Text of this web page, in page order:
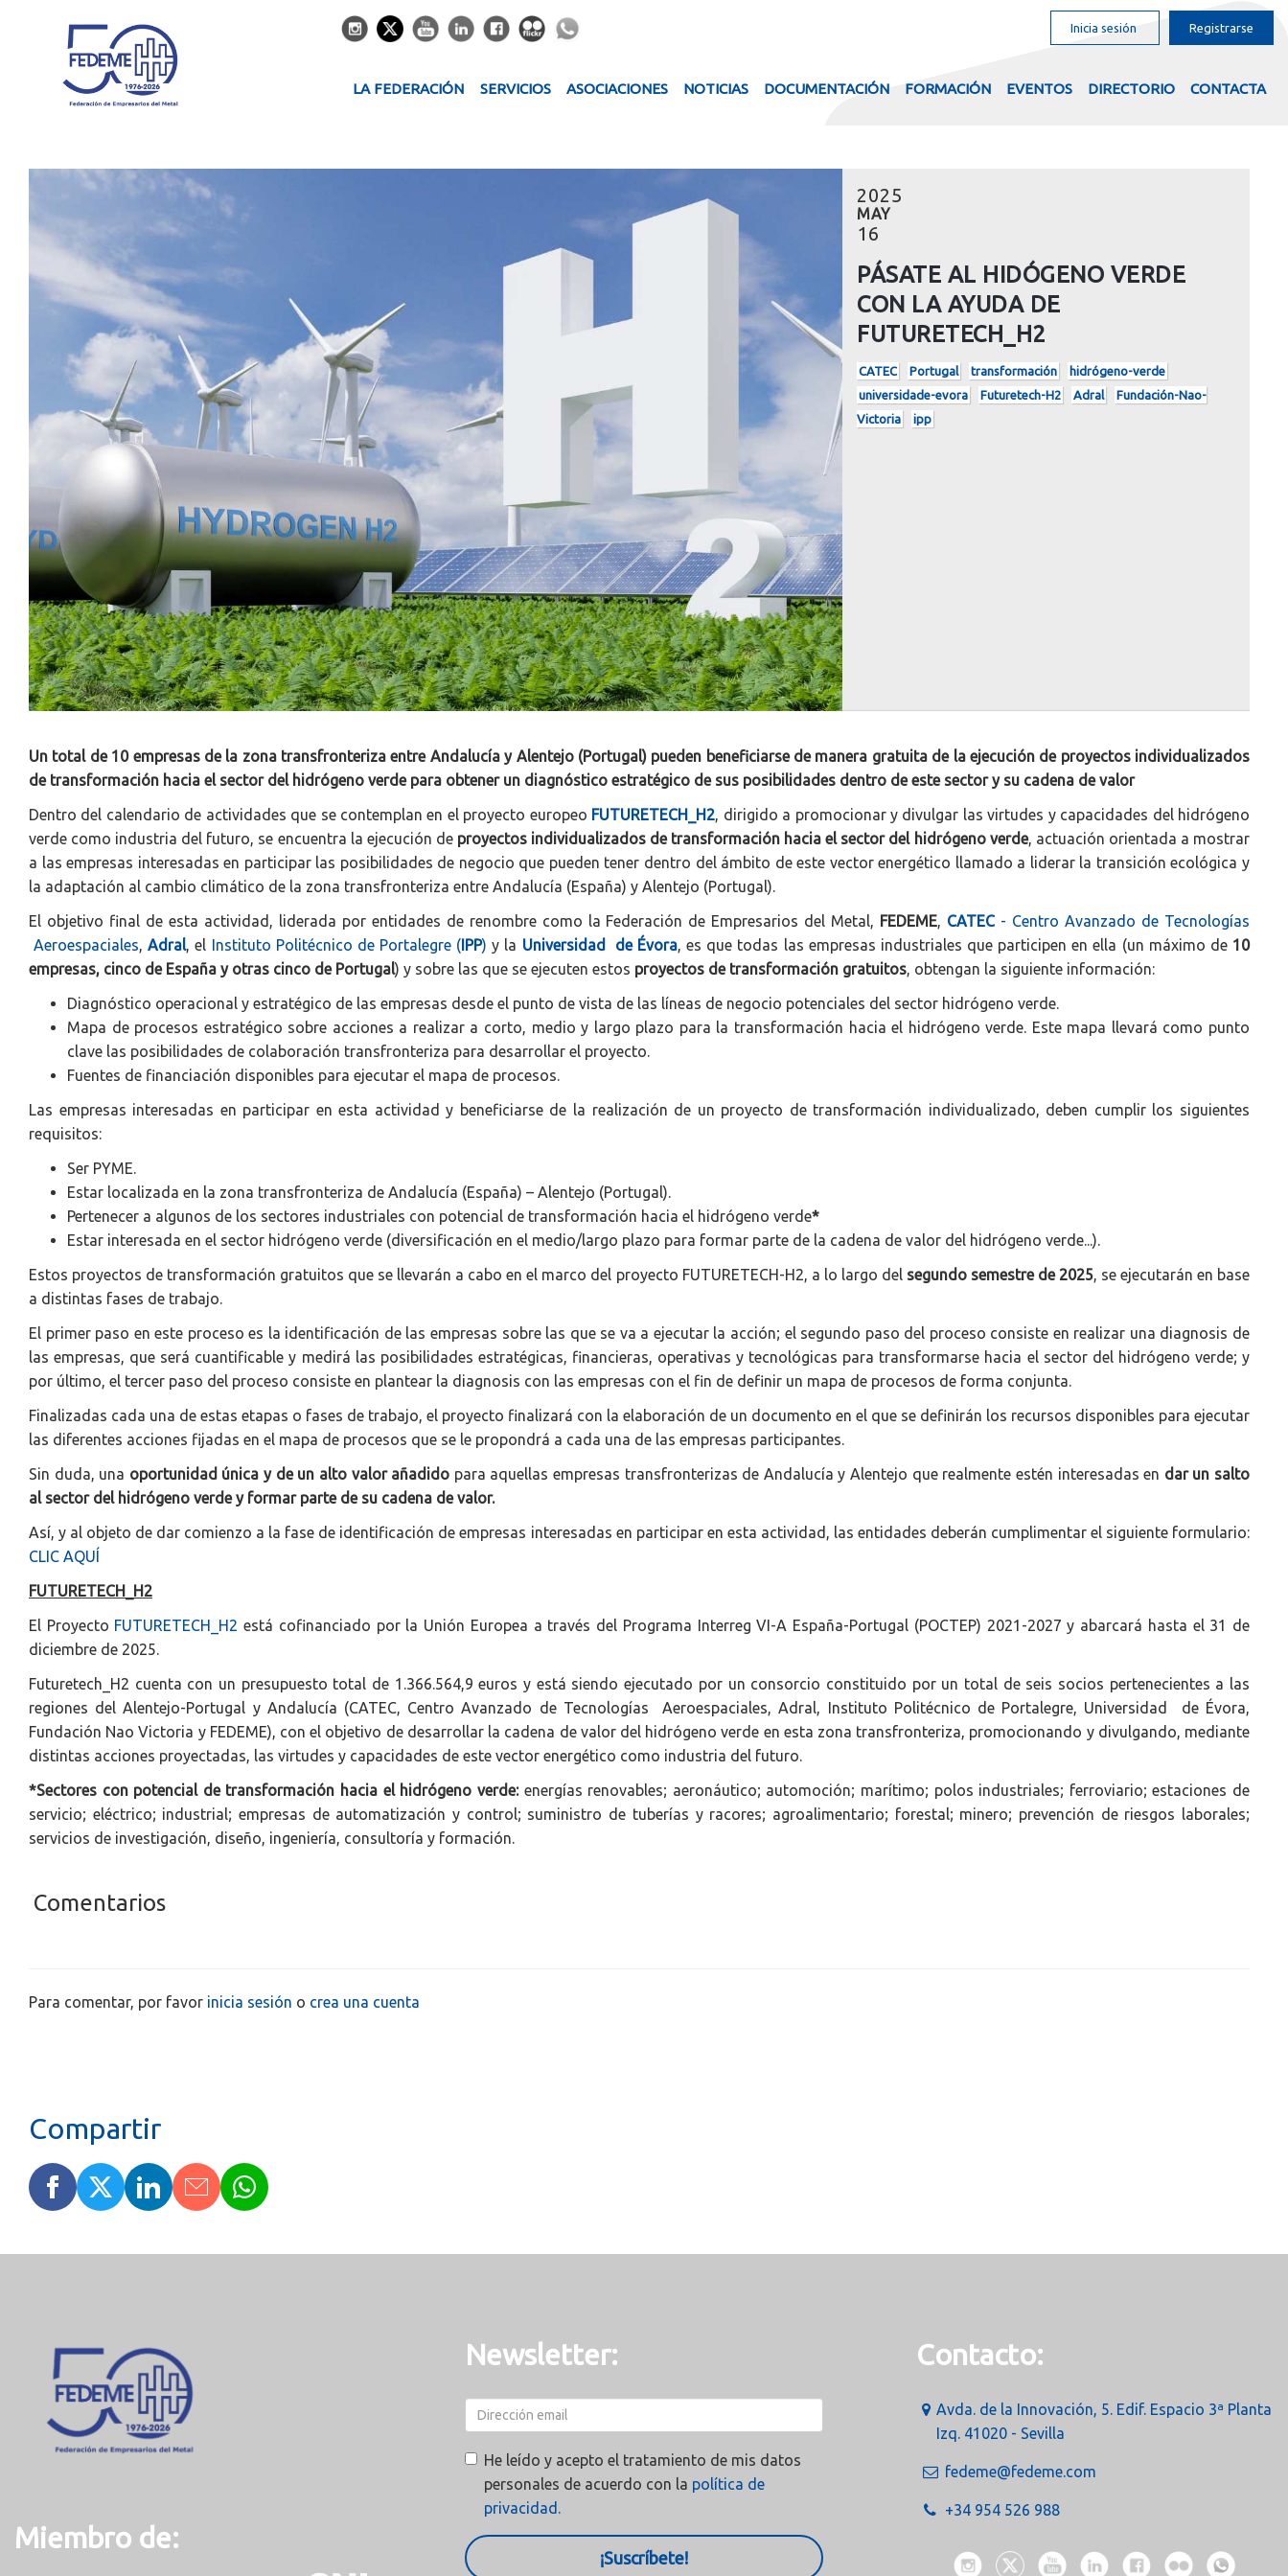
Inicia sesión Registrarse
LA FEDERACIÓN SERVICIOS ASOCIACIONES NOTICIAS DOCUMENTACIÓN FORMACIÓN EVENTOS DIRECTORIO CONTACTA
2025
MAY
16
PÁSATE AL HIDÓGENO VERDE
CON LA AYUDA DE
FUTURETECH_H2
CATEC Portugal transformación
hidrógeno-verde
universidade-evora
Futuretech-H2 Adral
Fundación-Nao-
Victoria
ipp
Un total de 10 empresas de la zona transfronteriza entre Andalucía y Alentejo (Portugal) pueden beneficiarse de manera gratuita de la ejecución de proyectos individualizados
de transformación hacia el sector del hidrógeno verde para obtener un diagnóstico estratégico de sus posibilidades dentro de este sector y su cadena de valor
Dentro del calendario de actividades que se contemplan en el proyecto europeo FUTURETECH_H2, dirigido a promocionar y divulgar las virtudes y capacidades del hidrógeno
verde como industria del futuro, se encuentra la ejecución de proyectos individualizados de transformación hacia el sector del hidrógeno verde, actuación orientada a mostrar
a las empresas interesadas en participar las posibilidades de negocio que pueden tener dentro del ámbito de este vector energético llamado a liderar la transición ecológica y
la adaptación al cambio climático de la zona transfronteriza entre Andalucía (España) y Alentejo (Portugal).
El objetivo final de esta actividad, liderada por entidades de renombre como la Federación de Empresarios del Metal, FEDEME, CATEC - Centro Avanzado de Tecnologías
Aeroespaciales,Adral, el Instituto Politécnico de Portalegre (IPP) y la Universidad de Évora, es que todas las empresas industriales que participen en ella (un máximo de 10
empresas, cinco de España y otras cinco de Portugal) y sobre las que se ejecuten estos proyectos de transformación gratuitos, obtengan la siguiente información:
Diagnóstico operacional y estratégico de las empresas desde el punto de vista de las líneas de negocio potenciales del sector hidrógeno verde.
Mapa de procesos estratégico sobre acciones a realizar a corto, medio y largo plazo para la transformación hacia el hidrógeno verde. Este mapa llevará como punto
clave las posibilidades de colaboración transfronteriza para desarrollar el proyecto.
Fuentes de financiación disponibles para ejecutar el mapa de procesos.
Las empresas interesadas en participar en esta actividad y beneficiarse de la realización de un proyecto de transformación individualizado, deben cumplir los siguientes
requisitos:
Ser PYME.
Estar localizada en la zona transfronteriza de Andalucía (España) – Alentejo (Portugal).
Pertenecer a algunos de los sectores industriales con potencial de transformación hacia el hidrógeno verde*
Estar interesada en el sector hidrógeno verde (diversificación en el medio/largo plazo para formar parte de la cadena de valor del hidrógeno verde...).
Estos proyectos de transformación gratuitos que se llevarán a cabo en el marco del proyecto FUTURETECH-H2, a lo largo del segundo semestre de 2025, se ejecutarán en base
a distintas fases de trabajo.
El primer paso en este proceso es la identificación de las empresas sobre las que se va a ejecutar la acción; el segundo paso del proceso consiste en realizar una diagnosis de
las empresas, que será cuantificable y medirá las posibilidades estratégicas, financieras, operativas y tecnológicas para transformarse hacia el sector del hidrógeno verde; y
por último, el tercer paso del proceso consiste en plantear la diagnosis con las empresas con el fin de definir un mapa de procesos de forma conjunta.
Finalizadas cada una de estas etapas o fases de trabajo, el proyecto finalizará con la elaboración de un documento en el que se definirán los recursos disponibles para ejecutar
las diferentes acciones fijadas en el mapa de procesos que se le propondrá a cada una de las empresas participantes.
Sin duda, una oportunidad única y de un alto valor añadido para aquellas empresas transfronterizas de Andalucía y Alentejo que realmente estén interesadas en dar un salto
al sector del hidrógeno verde y formar parte de su cadena de valor.
Así, y al objeto de dar comienzo a la fase de identificación de empresas interesadas en participar en esta actividad, las entidades deberán cumplimentar el siguiente formulario:
CLIC AQUÍ
FUTURETECH_H2
El Proyecto FUTURETECH_H2 está cofinanciado por la Unión Europea a través del Programa Interreg VI-A España-Portugal (POCTEP) 2021-2027 y abarcará hasta el 31 de
diciembre de 2025.
Futuretech_H2 cuenta con un presupuesto total de 1.366.564,9 euros y está siendo ejecutado por un consorcio constituido por un total de seis socios pertenecientes a las
regiones del Alentejo-Portugal y Andalucía (CATEC, Centro Avanzado de Tecnologías Aeroespaciales, Adral, Instituto Politécnico de Portalegre, Universidad de Évora,
Fundación Nao Victoria y FEDEME), con el objetivo de desarrollar la cadena de valor del hidrógeno verde en esta zona transfronteriza, promocionando y divulgando, mediante
distintas acciones proyectadas, las virtudes y capacidades de este vector energético como industria del futuro.
*Sectores con potencial de transformación hacia el hidrógeno verde:energías renovables; aeronáutico; automoción; marítimo; polos industriales; ferroviario; estaciones de
servicio; eléctrico; industrial; empresas de automatización y control; suministro de tuberías y racores; agroalimentario; forestal; minero; prevención de riesgos laborales;
servicios de investigación, diseño, ingeniería, consultoría y formación.
Comentarios
Para comentar, por favor inicia sesión o crea una cuenta
Miembro de:
Newsletter:
He leído y acepto el tratamiento de mis datos
personales de acuerdo con la política de
privacidad.
¡Suscríbete!
Contacto:
Avda. de la Innovación, 5. Edif. Espacio 3ª Planta
Izq. 41020 - Sevilla
fedeme@fedeme.com
+34 954 526 988